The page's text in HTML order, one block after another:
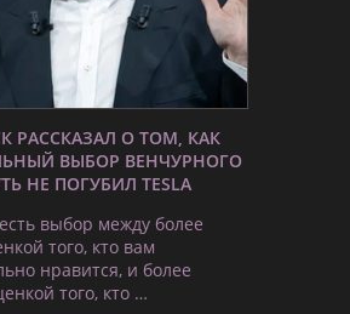
РАССКАЗАЛ О ТОМ, КАК
ВЫБОР ВЕНЧУРНОГО
НЕ ПОГУБИЛ TESLA
выбор между более
того, кто вам
нравится, и более
того, кто …